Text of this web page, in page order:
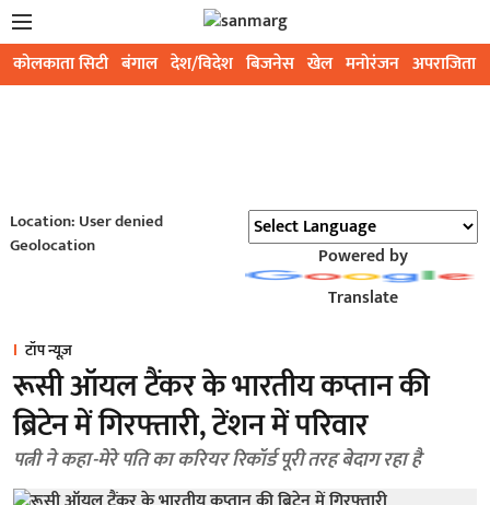
कोलकाता सिटी बंगाल देश/विदेश बिजनेस खेल मनोरंजन अपराजिता
Location: User denied
Geolocation
Powered by
Translate
टॉप न्यूज़
रूसी ऑयल टैंकर के भारतीय कप्तान की
ब्रिटेन में गिरफ्तारी, टेंशन में परिवार
पत्नी ने कहा-मेरे पति का करियर रिकॉर्ड पूरी तरह बेदाग रहा है